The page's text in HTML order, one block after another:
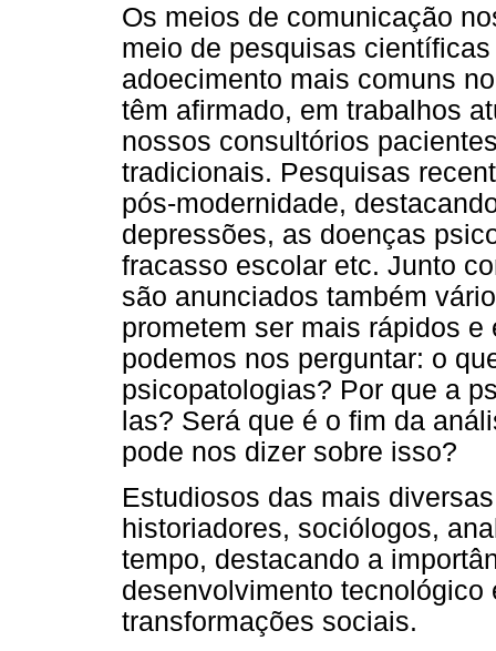
Os meios de comunicação
meio de pesquisas
adoecimento mais comuns
têm afirmado, em trabalhos
nossos consultórios
tradicionais. Pesquisas
pós-modernidade,
depressões, as doenças
fracasso escolar etc. Junto
são anunciados também
prometem ser mais rápidos
podemos nos perguntar: o
psicopatologias? Por que a
las? Será que é o fim da
pode nos dizer sobre isso?
Estudiosos das mais
historiadores, sociólogos,
tempo, destacando a
desenvolvimento
transformações sociais.